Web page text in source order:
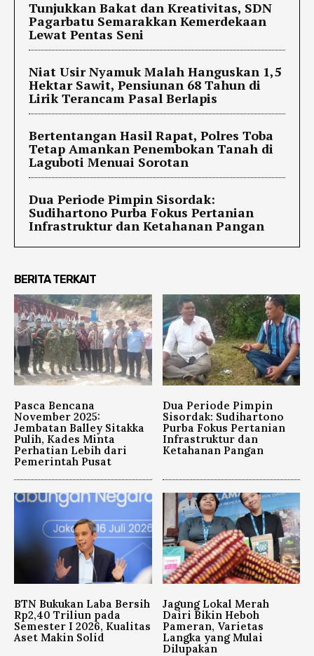
Tunjukkan Bakat dan Kreativitas, SDN
Pagarbatu Semarakkan Kemerdekaan
Lewat Pentas Seni
Niat Usir Nyamuk Malah Hanguskan 1,5
Hektar Sawit, Pensiunan 68 Tahun di
Lirik Terancam Pasal Berlapis
Bertentangan Hasil Rapat, Polres Toba
Tetap Amankan Penembokan Tanah di
Laguboti Menuai Sorotan
Dua Periode Pimpin Sisordak:
Sudihartono Purba Fokus Pertanian
Infrastruktur dan Ketahanan Pangan
BERITA TERKAIT
Pasca Bencana
November 2025:
Jembatan Balley Sitakka
Pulih, Kades Minta
Perhatian Lebih dari
Pemerintah Pusat
Dua Periode Pimpin
Sisordak: Sudihartono
Purba Fokus Pertanian
Infrastruktur dan
Ketahanan Pangan
BTN Bukukan Laba Bersih
Rp2,40 Triliun pada
Semester I 2026, Kualitas
Aset Makin Solid
Jagung Lokal Merah
Dairi Bikin Heboh
Pameran, Varietas
Langka yang Mulai
Dilupakan